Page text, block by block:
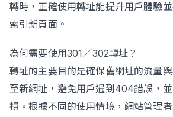
轉時，正確使用轉址能提升用戶體驗
索引新頁面。
為何需要使用301／302轉址？
轉址的主要目的是確保舊網址的流量
至新網址，避免用戶遇到404錯誤，
損。根據不同的使用情境，網站管理